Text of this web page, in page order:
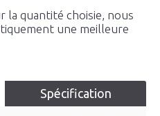
la quantité choisie, nous
une meilleure
Spécification